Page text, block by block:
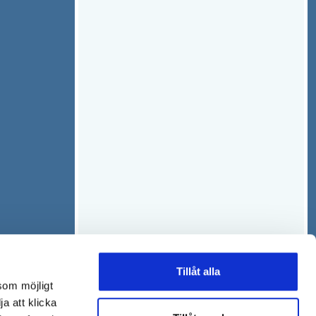
möjligt
att klicka
Tillåt alla